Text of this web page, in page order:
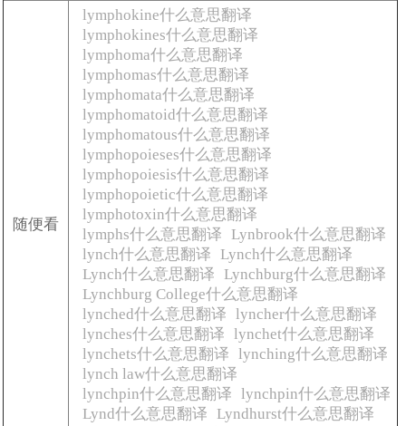
随便看
lymphokine什么意思翻译
lymphokines什么意思翻译
lymphoma什么意思翻译
lymphomas什么意思翻译
lymphomata什么意思翻译
lymphomatoid什么意思翻译
lymphomatous什么意思翻译
lymphopoieses什么意思翻译
lymphopoiesis什么意思翻译
lymphopoietic什么意思翻译
lymphotoxin什么意思翻译
lymphs什么意思翻译
Lynbrook什么意思翻译
lynch什么意思翻译
Lynch什么意思翻译
Lynch什么意思翻译
Lynchburg什么意思翻译
Lynchburg College什么意思翻译
lynched什么意思翻译 lyncher什么意思翻译
lynches什么意思翻译 lynchet什么意思翻译
lynchets什么意思翻译 lynching什么意思翻译
lynch law什么意思翻译
lynchpin什么意思翻译 lynchpin什么意思翻译
Lynd什么意思翻译
Lyndhurst什么意思翻译